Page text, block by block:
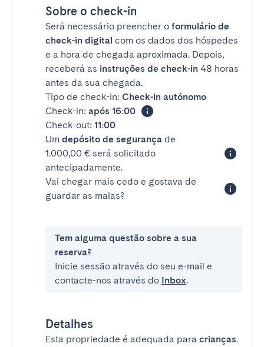
Sobre o check-in
Será necessário preencher o formulário de
check-in digital com os dados dos hóspedes
e a hora de chegada aproximada. Depois,
receberá as instruções de check-in 48 horas
antes da sua chegada.
Tipo de check-in: Check-in autónomo
Check-in: após 16:00
Check-out: 11:00
Um depósito de segurança de
1.000,00 € será solicitado
antecipadamente.
Vai chegar mais cedo e gostava de
guardar as malas?
Tem alguma questão sobre a sua
reserva?
Inicie sessão através do seu e-mail e
contacte-nos através do Inbox.
Detalhes
Esta propriedade é adequada para crianças.